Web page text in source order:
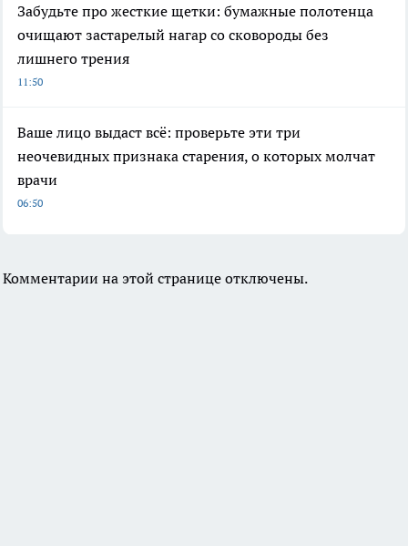
Забудьте про жесткие щетки: бумажные полотенца
очищают застарелый нагар со сковороды без
лишнего трения
11:50
Ваше лицо выдаст всё: проверьте эти три
неочевидных признака старения, о которых молчат
врачи
06:50
Комментарии на этой странице отключены.